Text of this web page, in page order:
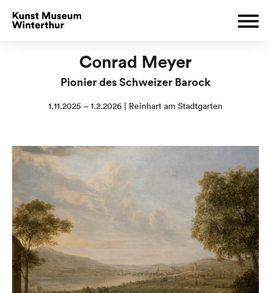
Conrad Meyer
Pionier des Schweizer Barock
1.11.2025 – 1.2.2026 | Reinhart am Stadtgarten